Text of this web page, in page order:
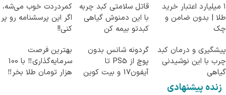
۱ میلیارد اعتبار خرید
طلا | بدون ضامن و
چک
قاتل سلامتی کبد چربه
با این دمنوش گیاهی
کبدتو بیمه کن
کمردردت خوب می‌شه،
اگر این پرسشنامه رو پر
کنی!!
پیشگیری و درمان کبد
چرب با این نوشیدنی
گیاهی
گردونه شانس بدون
پوچ از PS5 تا
آیفون17 و بیت کوین
بهترین فرصت
سرمایه‌گذاری‼️ با 100
هزار تومان طلا بخر‼️
زنده پیشنهادی